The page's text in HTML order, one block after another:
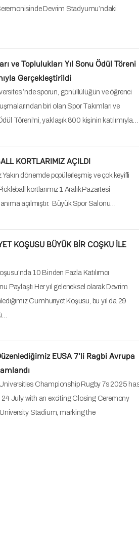
EUSA 7'li Ragbi Avrupa
Championship Rugby 7s 2025 has
July with an exciting Closing Ceremony
Stadium, marking the